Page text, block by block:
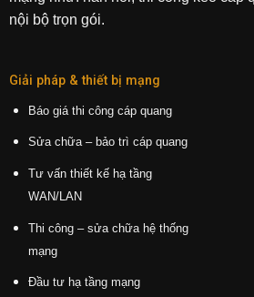
nội bộ trọn gói.
Giải pháp & thiết bị mạng
Báo giá thi công cáp quang
Sửa chữa – bảo trì cáp quang
Tư vấn thiết kế hạ tầng
WAN/LAN
Thi công – sửa chữa hệ thống
mạng
Đầu tư hạ tầng mạng